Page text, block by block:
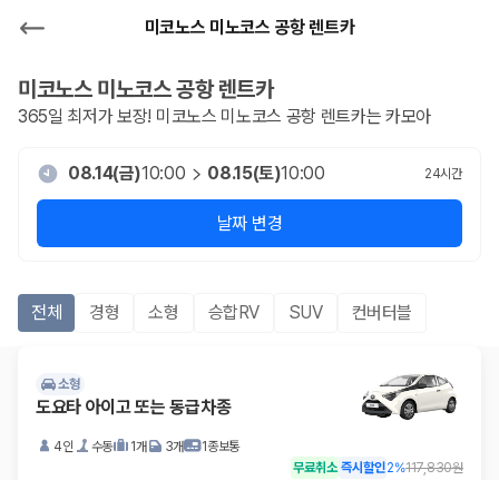
미코노스 미노코스 공항 렌트카
미코노스 미노코스 공항렌트카
365일 최저가 보장! 미코노스 미노코스 공항 렌트카는 카모아
08.14(금)10:00 08.15(토)10:00 24시간
날짜 변경
전체 경형 소형 승합RV SUV 컨버터블
소형
도요타 아이고 또는 동급차종
4인 수동 1개 3개 1종보통
무료취소 즉시할인2%117,830원